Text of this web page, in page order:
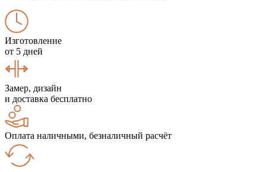
Изготовление
от 5 дней
Замер, дизайн
и доставка бесплатно
Оплата наличными, безналичный расчёт